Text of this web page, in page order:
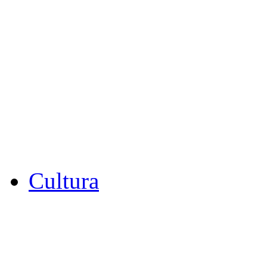
Cultura